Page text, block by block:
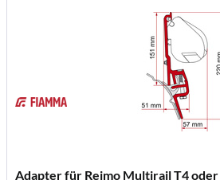
Adapter für Reimo Multirail T4